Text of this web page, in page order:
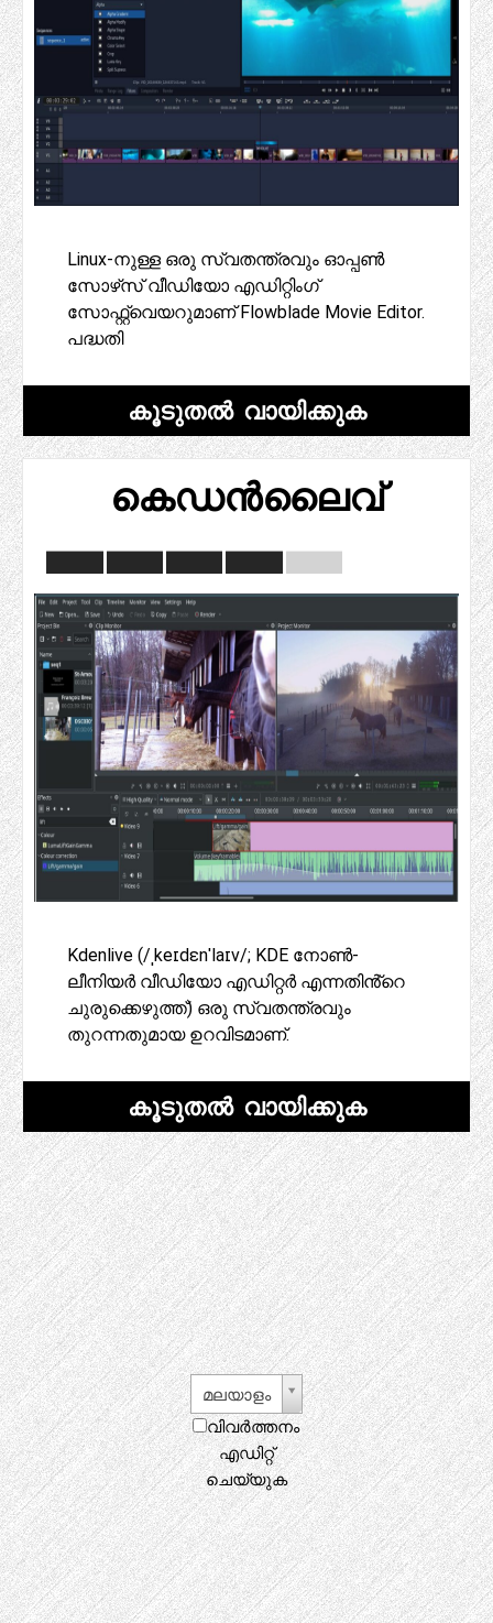
Linux-നുള്ള ഒരു സ്വതന്ത്രവും ഓപ്പൺ
സോഴ്‌സ് വീഡിയോ എഡിറ്റിംഗ്
സോഫ്റ്റ്‌വെയറുമാണ് Flowblade Movie Editor.
പദ്ധതി
കൂടുതൽ വായിക്കുക
കെഡൻലൈവ്
Kdenlive (/ˌkeɪdɛnˈlaɪv/; KDE നോൺ-
ലീനിയർ വീഡിയോ എഡിറ്റർ എന്നതിൻ്റെ
ചുരുക്കെഴുത്ത്) ഒരു സ്വതന്ത്രവും
തുറന്നതുമായ ഉറവിടമാണ്.
കൂടുതൽ വായിക്കുക
മലയാളം
വിവർത്തനം
എഡിറ്റ്
ചെയ്യുക